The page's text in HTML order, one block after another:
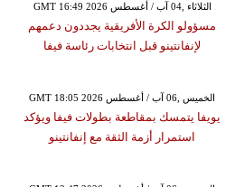
GMT 16:49 2026 الثلاثاء ,04 آب / أغسطس
مسؤولو الكرة الأفريقية يجددون دعمهم
لإنفانتينو قبل انتخابات رئاسة فيفا
GMT 18:05 2026 الخميس ,06 آب / أغسطس
يويفا يتمسك بمقاطعة بطولات فيفا ويؤكد
استمرار أزمة الثقة مع إنفانتينو